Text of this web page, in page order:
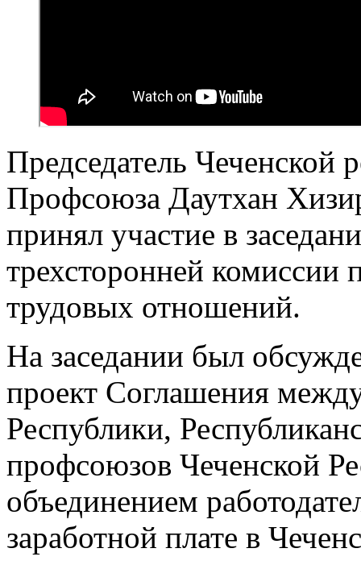
Председатель Чеченской
Профсоюза Даутхан
принял участие в
трехсторонней
трудовых отношений.
На заседании был
проект Соглашения
Республики,
профсоюзов Чеченской
объединением
заработной плате в